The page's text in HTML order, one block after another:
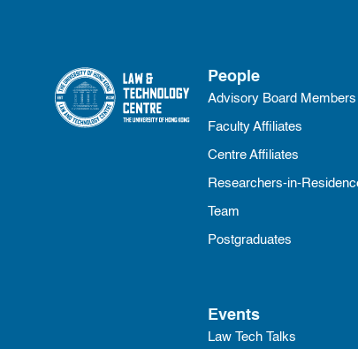
People
Advisory Board Members
Faculty Affiliates
Centre Affiliates
Researchers-in-
Team
Postgraduates
Events
Law Tech Talks